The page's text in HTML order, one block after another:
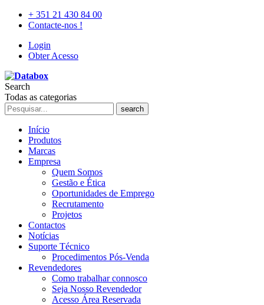
+ 351 21 430 84 00
Contacte-nos !
Login
Obter Acesso
Search
Todas as categorias
search
Início
Produtos
Marcas
Empresa
Quem Somos
Gestão e Ética
Oportunidades de Emprego
Recrutamento
Projetos
Contactos
Notícias
Suporte Técnico
Procedimentos Pós-Venda
Revendedores
Como trabalhar connosco
Seja Nosso Revendedor
Acesso Área Reservada